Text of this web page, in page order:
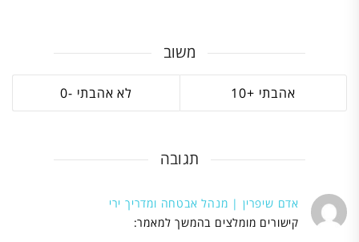
משוב
10
0
תגובה
אדם שיפרין | מנהל אבטחה ומדריך ירי
קישורים מומלצים בהמשך למאמר: